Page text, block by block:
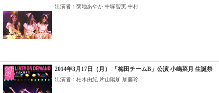
出演者：菊地あやか 中塚智実 中村...
2014年3月17日（月） 「梅田チームB」公演 小嶋菜月 生誕祭
出演者：柏木由紀 片山陽加 加藤玲...